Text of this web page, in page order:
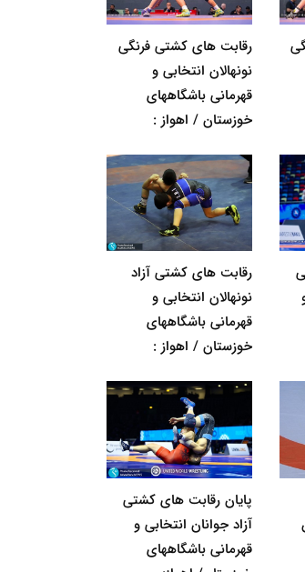
رقابت های کشتی فرنگی
نونهالان انتخابی و
قهرمانی باشگاههای
خوزستان / اهواز :
رقابت های کشتی آزاد
نونهالان انتخابی و
قهرمانی باشگاههای
خوزستان / اهواز :
پایان رقابت های کشتی
آزاد جوانان انتخابی و
قهرمانی باشگاههای